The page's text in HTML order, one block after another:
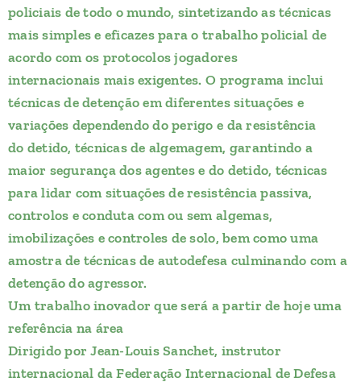
policiais de todo o mundo, sintetizando as técnicas
mais simples e eficazes para o trabalho policial de
acordo com os protocolos jogadores
internacionais mais exigentes. O programa inclui
técnicas de detenção em diferentes situações e
variações dependendo do perigo e da resistência
do detido, técnicas de algemagem, garantindo a
maior segurança dos agentes e do detido, técnicas
para lidar com situações de resistência passiva,
controlos e conduta com ou sem algemas,
imobilizações e controles de solo, bem como uma
amostra de técnicas de autodefesa culminando com a
detenção do agressor.
Um trabalho inovador que será a partir de hoje uma
referência na área
Dirigido por Jean-Louis Sanchet, instrutor
internacional da Federação Internacional de Defesa